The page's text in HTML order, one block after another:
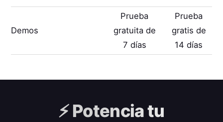
Demos
Prueba
gratuita de
7 días
Prueba
gratis de
14 días
⚡️Potencia tu